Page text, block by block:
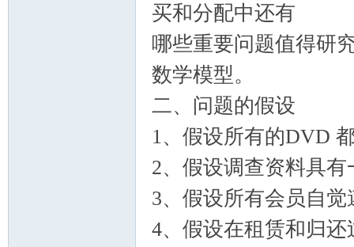
买和分配中还有
哪些重要问题值得研
数学模型。
二、问题的假设
1、假设所有的DVD
2、假设调查资料具有
3、假设所有会员自
4、假设在租赁和归